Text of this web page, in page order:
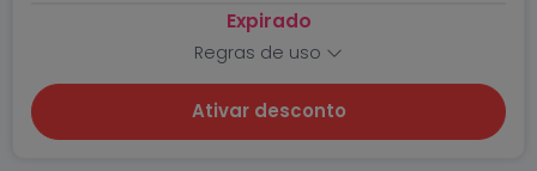
Expirado
Regras de uso
Ativar desconto